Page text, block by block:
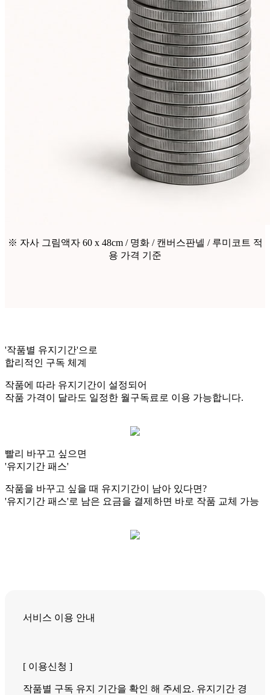
※ 자사 그림액자 60 x 48cm / 명화 / 캔버스판넬 / 루미코트 적
용 가격 기준
'작품별 유지기간'으로
합리적인 구독 체계
작품에 따라 유지기간이 설정되어
작품 가격이 달라도 일정한 월구독료로 이용 가능합니다.
빨리 바꾸고 싶으면
'유지기간 패스'
작품을 바꾸고 싶을 때 유지기간이 남아 있다면?
'유지기간 패스'로 남은 요금을 결제하면 바로 작품 교체 가능
서비스 이용 안내
[ 이용신청 ]
작품별 구독 유지 기간을 확인 해 주세요. 유지기간 경